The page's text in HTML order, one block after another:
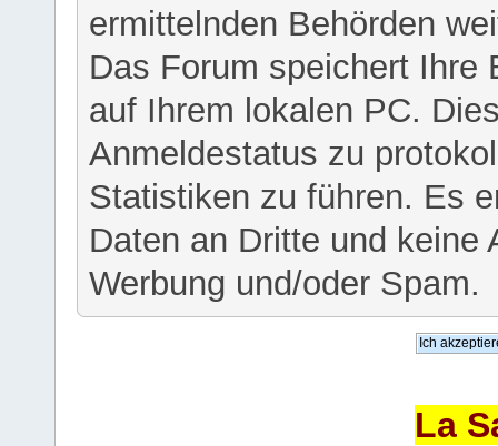
ermittelnden Behörden
Das Forum speichert Ihre
auf Ihrem lokalen PC.
Anmeldestatus zu
Statistiken zu führen. Es
Daten an Dritte und keine
Werbung und/oder Spam.
La